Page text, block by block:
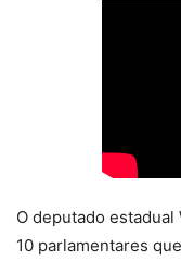
O deputado
10 parlamentares